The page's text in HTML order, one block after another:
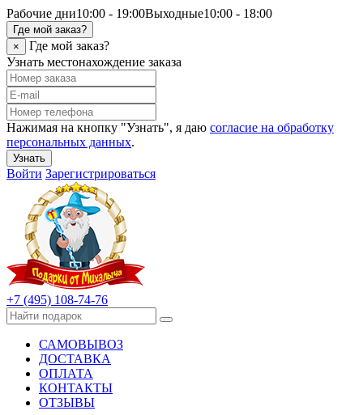
Рабочие дни10:00 - 19:00Выходные10:00 - 18:00
Где мой заказ?
×
Где мой заказ?
Узнать местонахождение заказа
Нажимая на кнопку "Узнать", я даю согласие на обработку
персональных данных.
Узнать
Войти Зарегистрироваться
+7 (495) 108-74-76
САМОВЫВОЗ
ДОСТАВКА
ОПЛАТА
КОНТАКТЫ
ОТЗЫВЫ